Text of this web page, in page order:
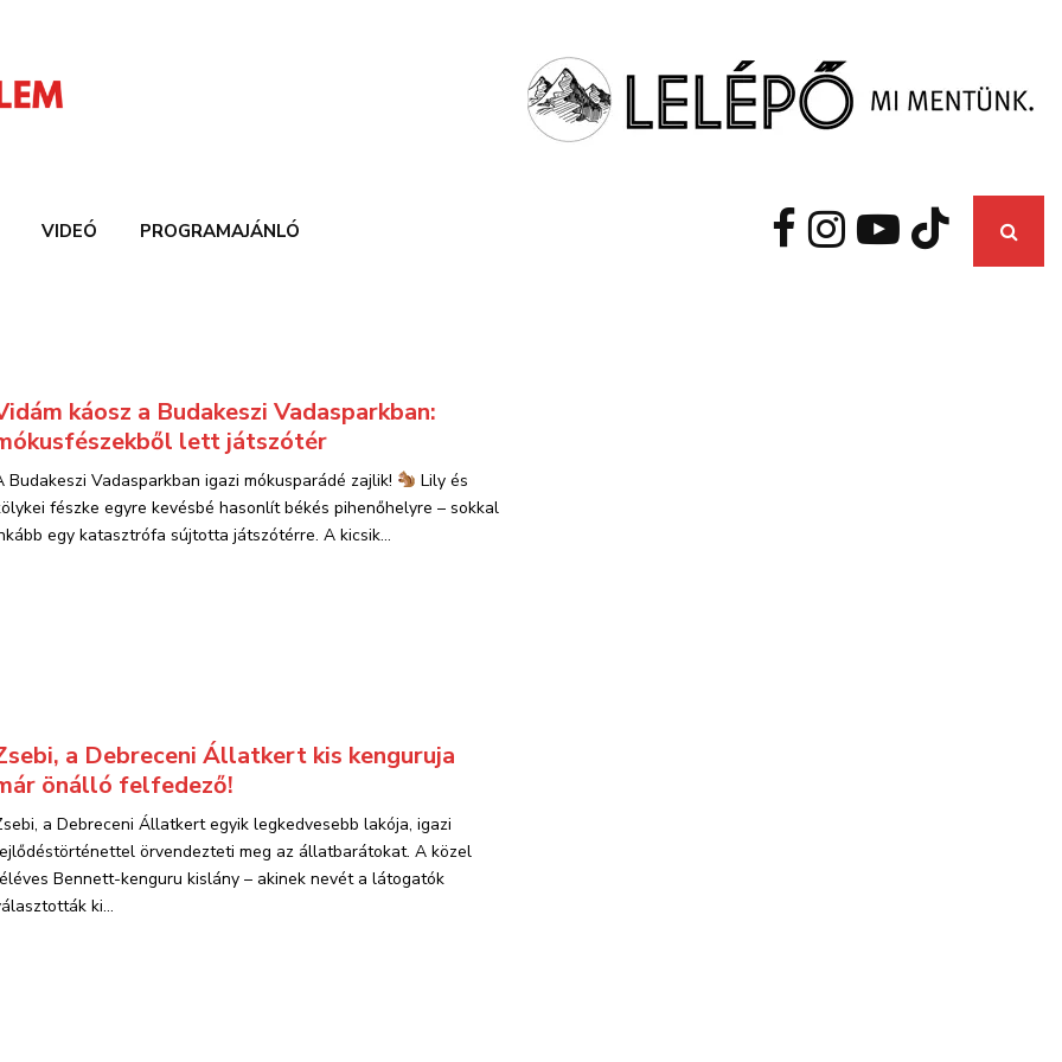
VIDEÓ PROGRAMAJÁNLÓ
káosz a Budakeszi Vadasparkban:
lett játszótér
Budakeszi Vadasparkban igazi mókusparádé zajlik!
Lily és
fészke egyre kevésbé hasonlít békés pihenőhelyre – sokkal
egy katasztrófa sújtotta játszótérre. A kicsik...
a Debreceni Állatkert kis kenguruja
önálló felfedező!
a Debreceni Állatkert egyik legkedvesebb lakója, igazi
örvendezteti meg az állatbarátokat. A közel
Bennett-kenguru kislány – akinek nevét a látogatók
ki...